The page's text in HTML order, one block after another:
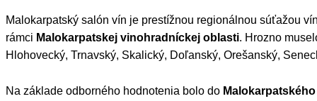
Malokarpatský salón vín je prestížnou regionálnou súťažou
rámci Malokarpatskej vinohradníckej oblasti. Hrozno
Hlohovecký, Trnavský, Skalický, Doľanský, Orešanský,
Na základe odborného hodnotenia bolo do